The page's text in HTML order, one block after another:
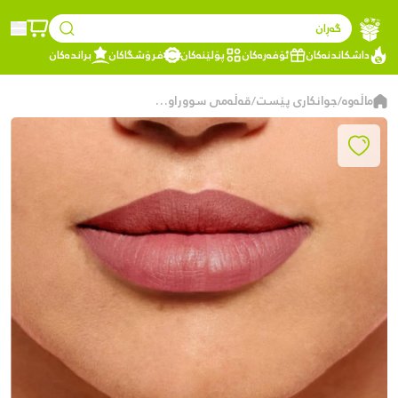
گەڕان
داشکاندنەکان
ئۆفەرەکان پۆلێنەکان فرۆشگاکان براندەکان
ماڵەوە/جوانکاری پێست/ قەڵەمی سووراوی لێوی مات - 102 Caramel Blondie